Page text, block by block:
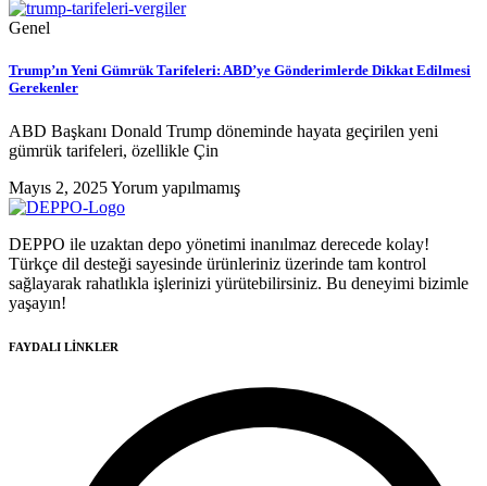
Genel
Trump’ın Yeni Gümrük Tarifeleri: ABD’ye Gönderimlerde Dikkat Edilmesi
Gerekenler
ABD Başkanı Donald Trump döneminde hayata geçirilen yeni
gümrük tarifeleri, özellikle Çin
Mayıs 2, 2025Yorum yapılmamış
DEPPO ile uzaktan depo yönetimi inanılmaz derecede kolay!
Türkçe dil desteği sayesinde ürünleriniz üzerinde tam kontrol
sağlayarak rahatlıkla işlerinizi yürütebilirsiniz. Bu deneyimi bizimle
yaşayın!
FAYDALI LİNKLER